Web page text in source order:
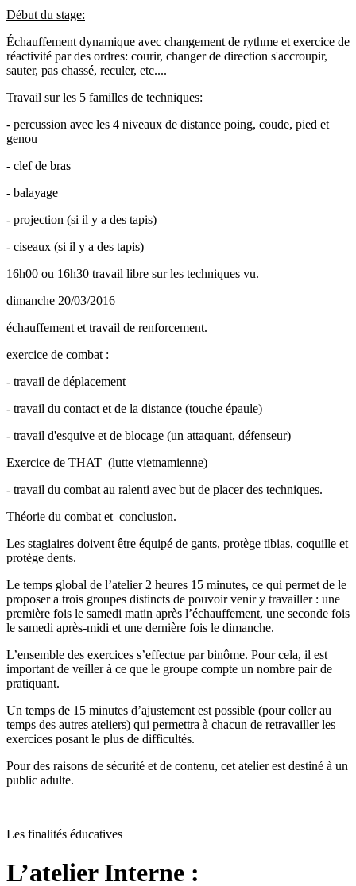
Début du stage:
Échauffement dynamique avec changement de rythme et exercice de
réactivité par des ordres: courir, changer de direction s'accroupir,
sauter, pas chassé, reculer, etc....
Travail sur les 5 familles de techniques:
- percussion avec les 4 niveaux de distance poing, coude, pied et
genou
- clef de bras
- balayage
- projection (si il y a des tapis)
- ciseaux (si il y a des tapis)
16h00 ou 16h30 travail libre sur les techniques vu.
dimanche 20/03/2016
échauffement et travail de renforcement.
exercice de combat :
- travail de déplacement
- travail du contact et de la distance (touche épaule)
- travail d'esquive et de blocage (un attaquant, défenseur)
Exercice de THAT (lutte vietnamienne)
- travail du combat au ralenti avec but de placer des techniques.
Théorie du combat et conclusion.
Les stagiaires doivent être équipé de gants, protège tibias, coquille et
protège dents.
Le temps global de l’atelier 2 heures 15 minutes, ce qui permet de le
proposer a trois groupes distincts de pouvoir venir y travailler : une
première fois le samedi matin après l’échauffement, une seconde fois
le samedi après-midi et une dernière fois le dimanche.
L’ensemble des exercices s’effectue par binôme. Pour cela, il est
important de veiller à ce que le groupe compte un nombre pair de
pratiquant.
Un temps de 15 minutes d’ajustement est possible (pour coller au
temps des autres ateliers) qui permettra à chacun de retravailler les
exercices posant le plus de difficultés.
Pour des raisons de sécurité et de contenu, cet atelier est destiné à un
public adulte.
Les finalités éducatives
L’atelier Interne :